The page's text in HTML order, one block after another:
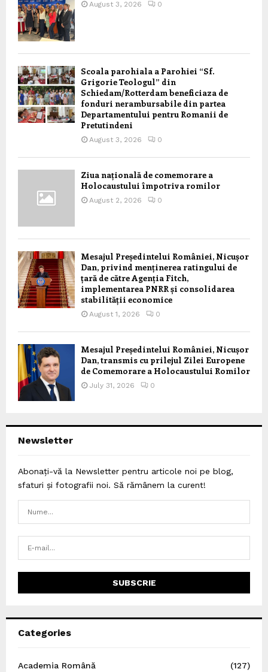
August 3, 2026 0
Scoala parohiala a Parohiei “Sf.
Grigorie Teologul” din
Schiedam/Rotterdam beneficiaza de
fonduri nerambursabile din partea
Departamentului pentru Romanii de
Pretutindeni
August 3, 2026 0
Ziua națională de comemorare a
Holocaustului împotriva romilor
August 2, 2026 0
Mesajul Președintelui României, Nicușor
Dan, privind menținerea ratingului de
țară de către Agenția Fitch,
implementarea PNRR și consolidarea
stabilității economice
August 1, 2026 0
Mesajul Președintelui României, Nicușor
Dan, transmis cu prilejul Zilei Europene
de Comemorare a Holocaustului Romilor
July 31, 2026 0
Newsletter
Abonați-vă la Newsletter pentru articole noi pe blog,
sfaturi și fotografii noi. Să rămânem la curent!
Categories
Academia Română
(127)